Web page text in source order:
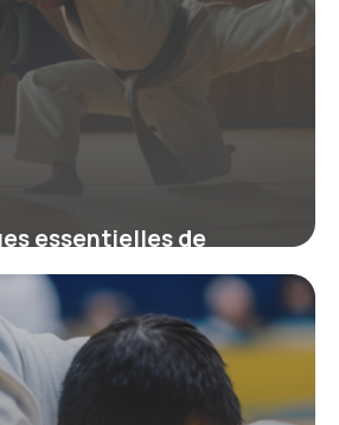
essentielles de
judo : principes et